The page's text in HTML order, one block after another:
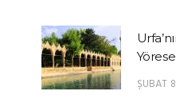
ŞUBAT